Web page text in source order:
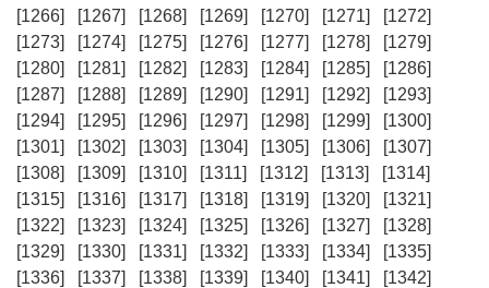
[1266]
[1267] [1268] [1269] [1270] [1271]
[1272]
[1273]
[1274] [1275] [1276] [1277] [1278]
[1279]
[1280]
[1281] [1282] [1283] [1284] [1285]
[1286]
[1287]
[1288] [1289] [1290] [1291] [1292]
[1293]
[1294]
[1295] [1296] [1297] [1298] [1299]
[1300]
[1301]
[1302] [1303] [1304] [1305] [1306]
[1307]
[1308]
[1309] [1310] [1311] [1312] [1313]
[1314]
[1315]
[1316] [1317] [1318] [1319] [1320]
[1321]
[1322]
[1323] [1324] [1325] [1326] [1327]
[1328]
[1329]
[1330] [1331] [1332] [1333] [1334]
[1335]
[1336]
[1337] [1338] [1339] [1340] [1341]
[1342]